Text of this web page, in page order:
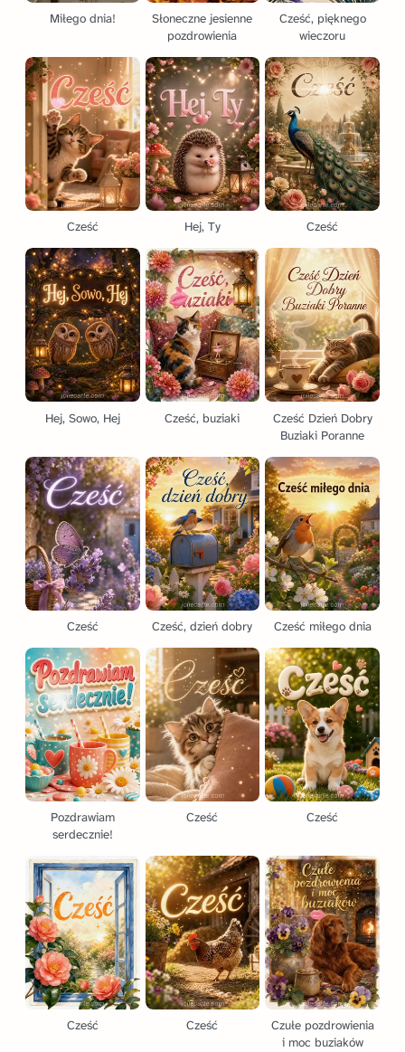
Miłego dnia!
Słoneczne jesienne
pozdrowienia
Cześć, pięknego
wieczoru
Cześć Hej, Ty Cześć
Hej, Sowo, Hej Cześć, buziaki
Cześć Dzień Dobry
Buziaki Poranne
Cześć Cześć, dzień dobry Cześć miłego dnia
Pozdrawiam
serdecznie!
Cześć Cześć
Cześć Cześć
Czułe pozdrowienia
i moc buziaków